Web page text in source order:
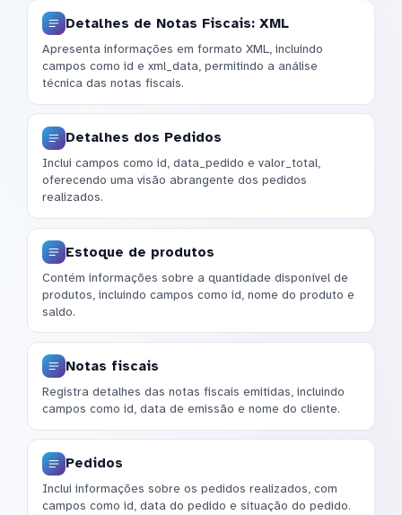
Detalhes de Notas Fiscais: XML
Apresenta informações em formato XML, incluindo
campos como id e xml_data, permitindo a análise
técnica das notas fiscais.
Detalhes dos Pedidos
Inclui campos como id, data_pedido e valor_total,
oferecendo uma visão abrangente dos pedidos
realizados.
Estoque de produtos
Contém informações sobre a quantidade disponível de
produtos, incluindo campos como id, nome do produto e
saldo.
Notas fiscais
Registra detalhes das notas fiscais emitidas, incluindo
campos como id, data de emissão e nome do cliente.
Pedidos
Inclui informações sobre os pedidos realizados, com
campos como id, data do pedido e situação do pedido.